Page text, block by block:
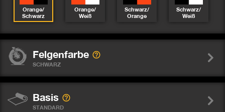
Orange/
Schwarz
Orange/
Weiß
Schwarz/
Orange
Schwarz/
Weiß
Felgenfarbe
SCHWARZ
Basis
STANDARD